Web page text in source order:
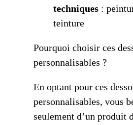
techniques :
teinture
Pourquoi choisir ces
personnalisables ?
En optant pour ces
personnalisables, vous
seulement d’un produit